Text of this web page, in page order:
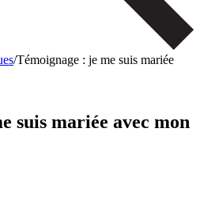
/Témoignage : je me suis mariée
suis mariée avec mon